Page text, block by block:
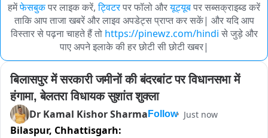
हमेंफेसबुकपर लाइक करें, ट्विटरपर फॉलो औरयूट्यूबपर सब्सक्राइब्ड करें
ताकि आप ताजा खबरें और लाइव अपडेट्स प्राप्त कर सकें| और यदि आप
विस्तार से पढ़ना चाहते हैं तो https://pinewz.com/hindi से जुड़े और
पाए अपने इलाके की हर छोटी सी छोटी खबर|
बिलासपुर में सरकारी जमीनों की बंदरबांट पर विधानसभा में
हंगामा, बेलतरा विधायक सुशांत शुक्ला
Dr Kamal Kishor Sharma Follow Just now
Bilaspur, Chhattisgarh: